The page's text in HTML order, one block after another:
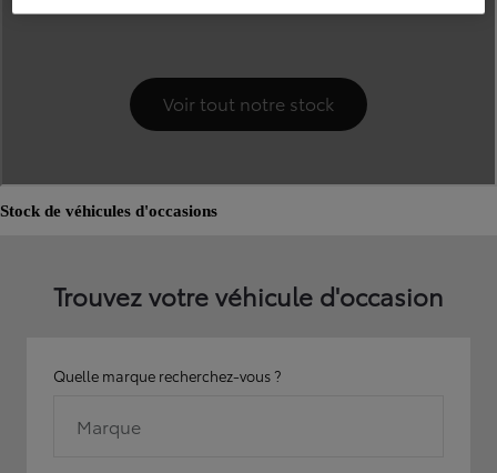
Stock de véhicules d'occasions
Trouvez votre véhicule d'occasion
Quelle marque recherchez-vous ?
Marque